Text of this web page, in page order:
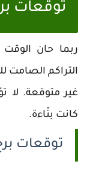
توقعات
ربما حان الوقت
التراكم الصامت
غير متوقعة. لا
كانت بنّاءة.
توقعات